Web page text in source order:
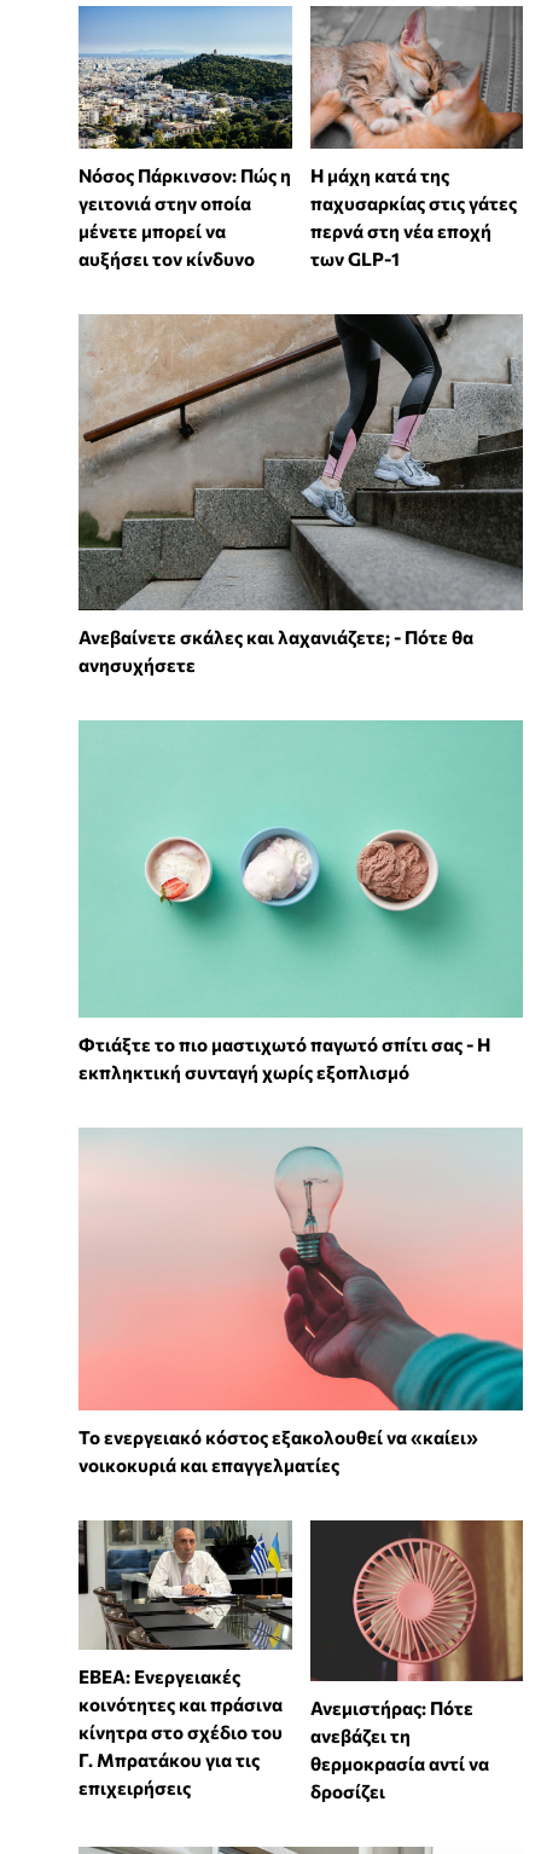
Νόσος Πάρκινσον: Πώς η
γειτονιά στην οποία
μένετε μπορεί να
αυξήσει τον κίνδυνο
Η μάχη κατά της
παχυσαρκίας στις γάτες
περνά στη νέα εποχή
των GLP-1
Ανεβαίνετε σκάλες και λαχανιάζετε; - Πότε θα
ανησυχήσετε
Φτιάξτε το πιο μαστιχωτό παγωτό σπίτι σας - Η
εκπληκτική συνταγή χωρίς εξοπλισμό
Το ενεργειακό κόστος εξακολουθεί να «καίει»
νοικοκυριά και επαγγελματίες
ΕΒΕΑ: Ενεργειακές
κοινότητες και πράσινα
κίνητρα στο σχέδιο του
Γ. Μπρατάκου για τις
επιχειρήσεις
Ανεμιστήρας: Πότε
ανεβάζει τη
θερμοκρασία αντί να
δροσίζει